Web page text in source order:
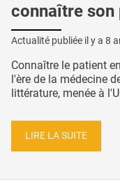
connaître son
Actualité publiée il y a 8
Connaître le patient
l'ère de la médecine
littérature, menée à
LIRE LA SUITE